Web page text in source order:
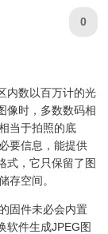
0
内数以百万计的光
像时，多数数码相
当于拍照的底
要信息，能提供
式，它只保留了图
存空间。
固件未必会内置
软件生成JPEG图